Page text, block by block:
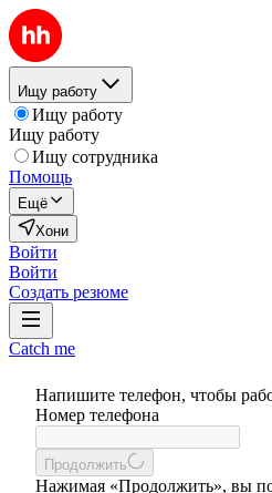
Ищу работу
Ищу работу
Ищу работу
Ищу сотрудника
Помощь
Ещё
Хони
Войти
Войти
Создать резюме
Catch me
Напишите телефон, чтобы
Номер телефона
Продолжить
Нажимая «Продолжить», вы